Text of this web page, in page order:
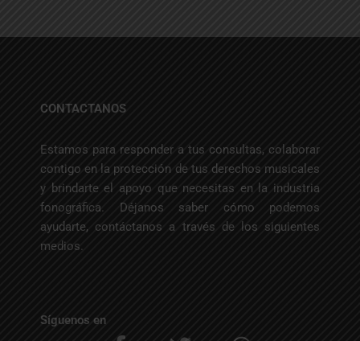
CONTACTANOS
Estamos para responder a tus consultas, colaborar
contigo en la protección de tus derechos musicales
y brindarte el apoyo que necesitas en la industria
fonográfica. Déjanos saber cómo podemos
ayudarte, contáctanos a través de los siguientes
medios.
Síguenos en